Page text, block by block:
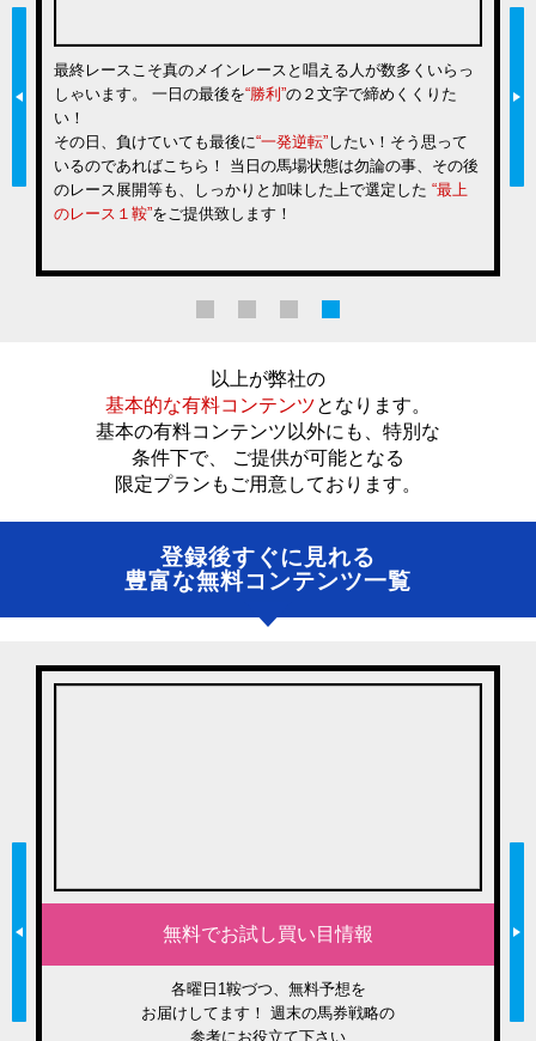
最終レースこそ真のメインレースと唱える人が数多くいらっ
しゃいます。 一日の最後を“勝利”の２文字で締めくくりた
い！
その日、負けていても最後に“一発逆転”したい！そう思って
いるのであればこちら！ 当日の馬場状態は勿論の事、その後
のレース展開等も、しっかりと加味した上で選定した “最上
のレース１鞍”をご提供致します！
以上が弊社の
基本的な有料コンテンツとなります。
基本の有料コンテンツ以外にも、特別な
条件下で、 ご提供が可能となる
限定プランもご用意しております。
登録後すぐに見れる
豊富な無料コンテンツ一覧
無料でお試し買い目情報
各曜日1鞍づつ、無料予想を
お届けしてます！ 週末の馬券戦略の
参考にお役立て下さい